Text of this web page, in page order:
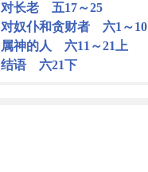
对长老 五17～25
对奴仆和贪财者 六1～10
属神的人 六11～21上
结语 六21下